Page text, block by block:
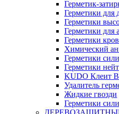
Герметик-
Герметики для
Герметики
Герметики для
Герметики
Химический
Герметики
Герметики
KUDO Клеит
Удалитель
Жидкие гвозди
Герметики